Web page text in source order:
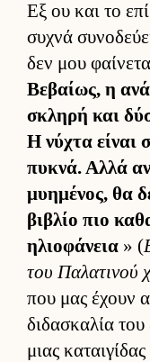
Εξ ου και το
συχνά
δεν μου
Βεβαί­ως, η
σκληρή και
Η νύχτα εί­ναι
πυκνά. Αλλά
μυημένος, θα
βιβλίο πιο
ηλιο­φάνεια » (
του Παλατινού
που μας έχουν
διδασκαλία του
μιας